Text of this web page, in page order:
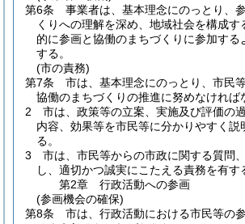
第6条
事業者は、基本理念にのっとり、
くりへの理解を深め、地域社会を構成す
的に参画と協働のまちづくりに参加する
する。
(市の責務)
第7条
市は、基本理念にのっとり、市民
協働のまちづくりの推進に努めなければ
2
市は、政策等の立案、実施及び評価の
内容、効果等を市民等に分かりやすく説
る。
3
市は、市民等からの市政に関する質問
し、適切かつ誠実にこたえる責務を有す
第2章
行政活動への参画
(参画機会の確保)
第8条
市は、行政活動における市民等の